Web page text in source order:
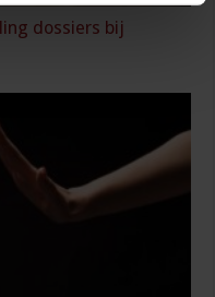
dossiers bij